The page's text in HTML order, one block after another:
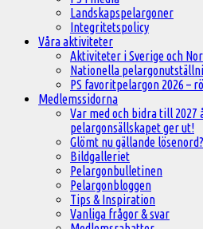
Landskapspelargoner
Integritetspolicy
Våra aktiviteter
Aktiviteter i Sverige och
Nationella
PS favoritpelargon 2026 –
Medlemssidorna
Var med och bidra till 2027
pelargonsällskapet ger ut!
Glömt nu gällande lösenord?
Bildgalleriet
Pelargonbulletinen
Pelargonbloggen
Tips & Inspiration
Vanliga frågor & svar